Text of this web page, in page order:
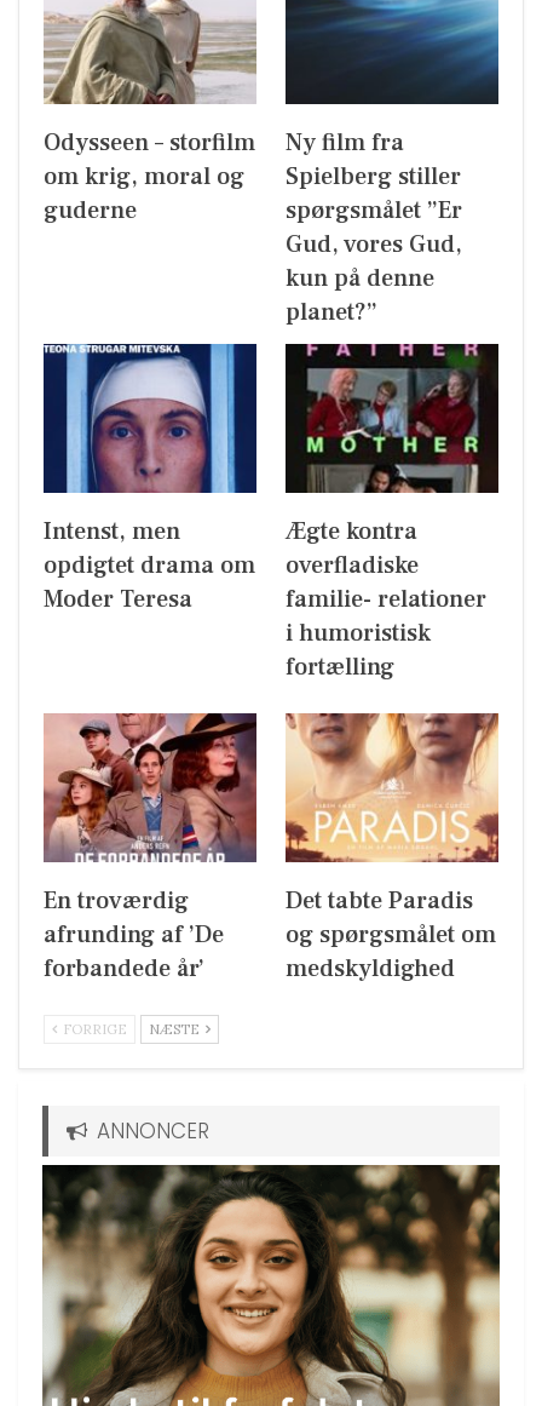
Odysseen – storfilm
om krig, moral og
guderne
Ny film fra
Spielberg stiller
spørgsmålet ”Er
Gud, vores Gud,
kun på denne
planet?”
Intenst, men
opdigtet drama om
Moder Teresa
Ægte kontra
overfladiske
familie- relationer
i humoristisk
fortælling
En troværdig
afrunding af ’De
forbandede år’
Det tabte Paradis
og spørgsmålet om
medskyldighed
FORRIGE NÆSTE
ANNONCER